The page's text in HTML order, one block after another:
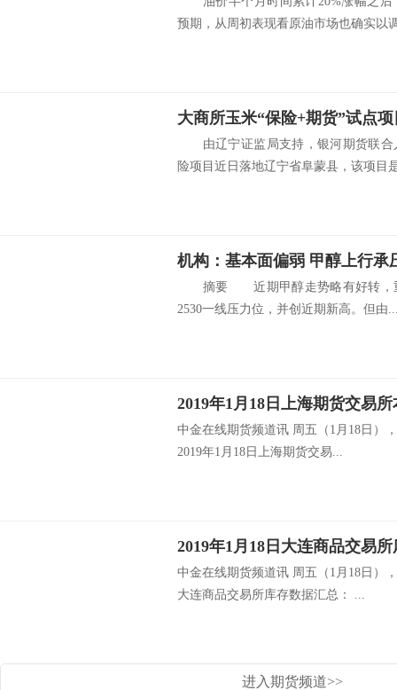
预期，从周初表现看原油市场也确实以
大商所玉米“保险+期货”试点
由辽宁证监局支持，银河期货联合
险项目近日落地辽宁省阜蒙县，该项目
机构：基本面偏弱 甲醇上行承
摘要 近期甲醇走势略有好转，重
2530一线压力位，并创近期新高。但由
中金在线期货频道讯 周五（1月18日）
2019年1月18日上海期货交易...
中金在线期货频道讯 周五（1月18日）
大连商品交易所库存数据汇总： ...
进入期货频道>>